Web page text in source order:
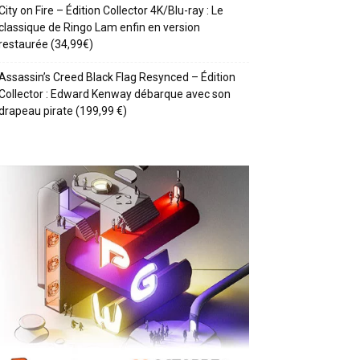
on Fire – Édition Collector 4K/Blu-ray : Le
de Ringo Lam enfin en version
(34,99€)
Creed Black Flag Resynced – Édition
: Edward Kenway débarque avec son
pirate (199,99 €)